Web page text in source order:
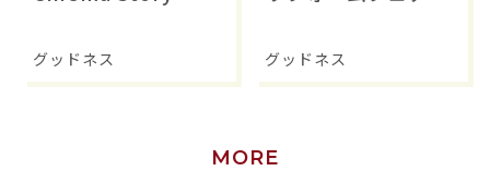
グッドネス グッドネス
MORE